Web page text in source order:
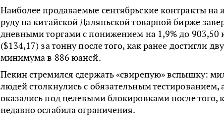
Наиболее продаваемые сентябрьские контракты на
руду на китайской Даляньской товарной бирже
дневными торгами с понижением на 1,9% до 903,50
($134,17) за тонну после того, как ранее достигли
минимума в 886 юаней.
Пекин стремился сдержать «свирепую» вспышку:
людей столкнулись с обязательным тестированием,
оказались под целевыми блокировками после того,
недавно ослабила ограничения.